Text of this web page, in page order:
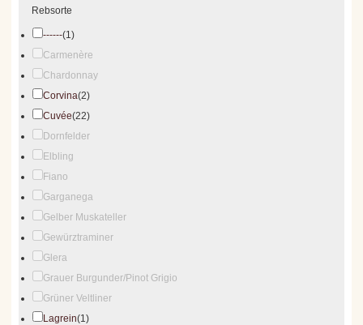
Rebsorte
------(1)
Carmenère
Chardonnay
Corvina(2)
Cuvée(22)
Dornfelder
Elbling
Fiano
Garganega
Gelber Muskateller
Gewürztraminer
Glera
Grauer Burgunder/Pinot Grigio
Grüner Veltliner
Lagrein(1)